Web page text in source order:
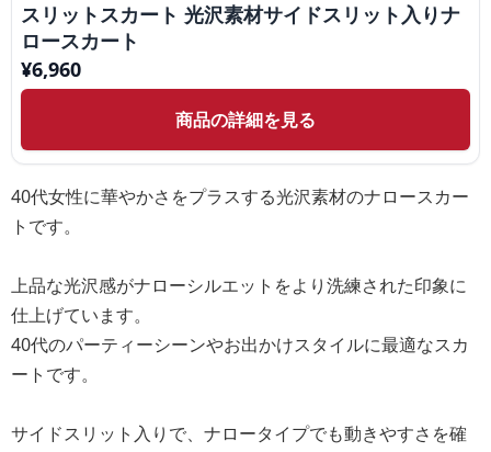
スリットスカート 光沢素材サイドスリット入りナ
ロースカート
¥6,960
商品の詳細を見る
40代女性に華やかさをプラスする光沢素材のナロースカー
トです。
上品な光沢感がナローシルエットをより洗練された印象に
仕上げています。
40代のパーティーシーンやお出かけスタイルに最適なスカ
ートです。
サイドスリット入りで、ナロータイプでも動きやすさを確